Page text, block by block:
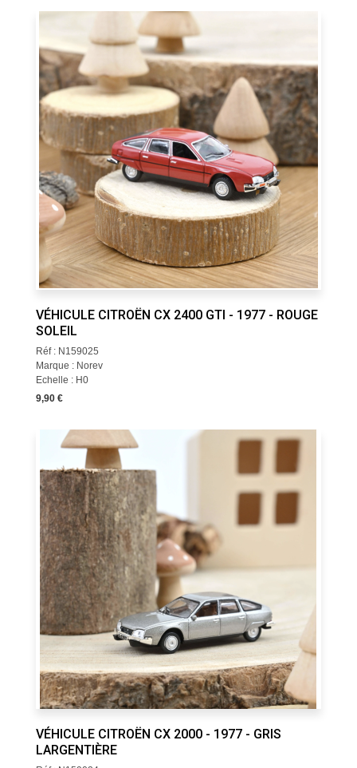
VÉHICULE CITROËN CX 2400 GTI - 1977 - ROUGE
SOLEIL
Réf : N159025
Marque : Norev
Echelle : H0
9,90 €
VÉHICULE CITROËN CX 2000 - 1977 - GRIS
LARGENTIÈRE